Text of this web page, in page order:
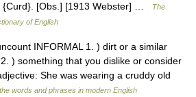
[Obs.] [1913 Webster] …
The
of English
INFORMAL 1. ) dirt or a similar
) something that you dislike or consider
She was wearing a cruddy old
words and phrases in modern English